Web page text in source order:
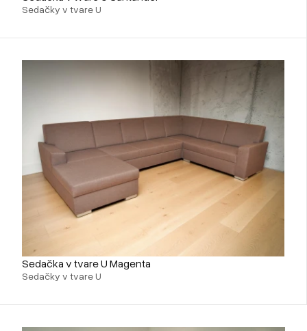
Sedačky v tvare U
Sedačka v tvare U Magenta
Sedačky v tvare U